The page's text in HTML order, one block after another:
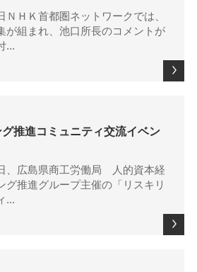
ＮＨＫ首都圏ネットワークでは、
が組まれ、池口所長のコメントが
...
推進コミュニティ交流イベン
、広島県商工労働局 人的資本経
推進グループ主催の「リスキリ
...